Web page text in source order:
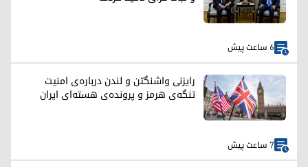
6 ساعت پیش
رایزنی واشنگتن و لندن درباره‌ی امنیت
تنگه‌ی هرمز و پرونده‌ی هسته‌ای ایران
7 ساعت پیش